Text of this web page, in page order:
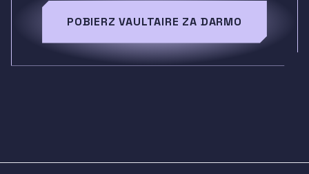
POBIERZ VAULTAIRE ZA DARMO